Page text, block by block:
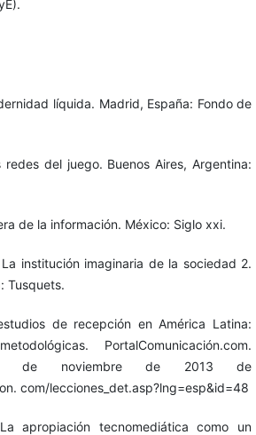
líquida. Madrid, España: Fondo de
del juego. Buenos Aires, Argentina:
de la información. México: Siglo xxi.
institución imaginaria de la sociedad 2.
Tusquets.
de recepción en América Latina:
PortalComunicación.com.
de noviembre de 2013 de
com/lecciones_det.asp?lng=esp&id=48
apropiación tecnomediática como un